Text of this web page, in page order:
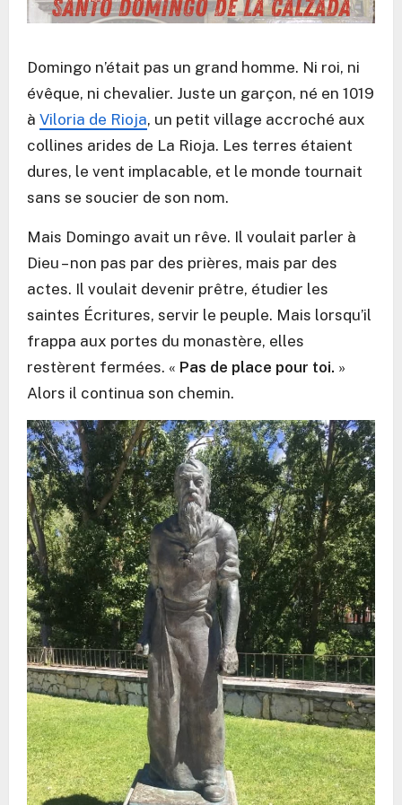
Domingo n’était pas un grand homme. Ni roi, ni
évêque, ni chevalier. Juste un garçon, né en 1019
à Viloria de Rioja, un petit village accroché aux
collines arides de La Rioja. Les terres étaient
dures, le vent implacable, et le monde tournait
sans se soucier de son nom.
Mais Domingo avait un rêve. Il voulait parler à
Dieu – non pas par des prières, mais par des
actes. Il voulait devenir prêtre, étudier les
saintes Écritures, servir le peuple. Mais lorsqu’il
frappa aux portes du monastère, elles
restèrent fermées. « Pas de place pour toi. »
Alors il continua son chemin.